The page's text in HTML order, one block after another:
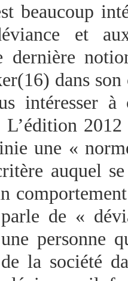
beaucoup
et
dernière
dans
intéresser
une «
auquel
de «
personne
la société